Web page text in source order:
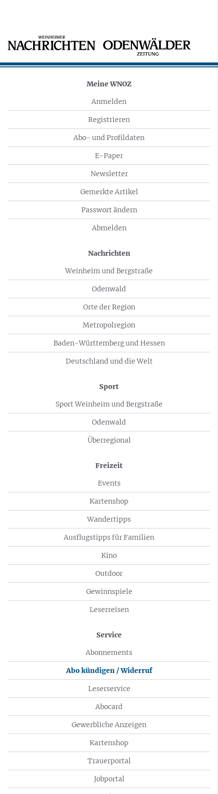
Meine WNOZ
Anmelden
Registrieren
Abo- und Profildaten
E-Paper
Newsletter
Gemerkte Artikel
Passwort ändern
Abmelden
Nachrichten
Weinheim und Bergstraße
Odenwald
Orte der Region
Metropolregion
Baden-Württemberg und Hessen
Deutschland und die Welt
Sport
Sport Weinheim und Bergstraße
Odenwald
Überregional
Freizeit
Events
Kartenshop
Wandertipps
Ausflugstipps für Familien
Kino
Outdoor
Gewinnspiele
Leserreisen
Service
Abonnements
Abo kündigen / Widerruf
Leserservice
Abocard
Gewerbliche Anzeigen
Kartenshop
Trauerportal
Jobportal